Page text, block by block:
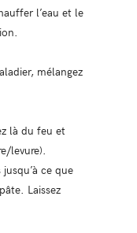
l’eau et le
mélangez
là du feu et
levure).
ce que
Laissez